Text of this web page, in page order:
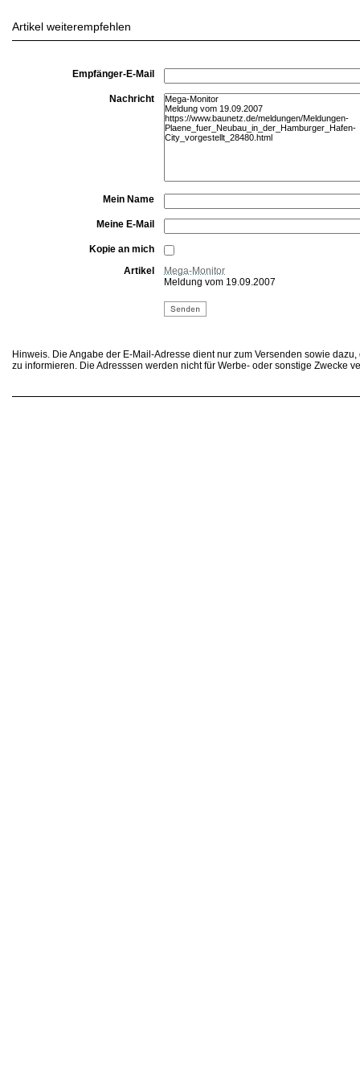
Artikel weiterempfehlen
Empfänger-E-Mail
Nachricht
Mein Name
Meine E-Mail
Kopie an mich
Artikel
Mega-Monitor
Meldung vom 19.09.2007
Hinweis. Die Angabe der E-Mail-Adresse dient nur zum Versenden sowie
zu informieren. Die Adresssen werden nicht für Werbe- oder sonstige Zwecke